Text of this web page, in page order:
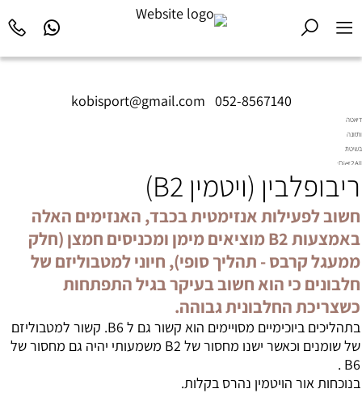
kobisport@gmail.com 052-8567140
דיאטה
ותזונה
בשיטת
Diet2All:
שמאחורי
המושלם.
ריבופלבין (ויטמין B2)
חשוב לפעילות אנזימטית בכבד, האנזימים האלה
באמצעות B2 מוציאים מימן ומכניסים חמצן (חלק
ממעגל קרבס - תהליך סופי), חיוני למטבוליזם של
חלבונים כי הוא חשוב בעיקר בגיל התפתחות
כשצריכת החלבונית גבוהה.
בתהליכים ביוכימיים מסויימים הוא קשור גם ל B6. קשור למטבוליזם
של שומנים וכאשר ישנו מחסור של B2 משמעותי יהיה גם מחסור של
B6 .
בנוכחות אור הויטמין נהרס בקלות.